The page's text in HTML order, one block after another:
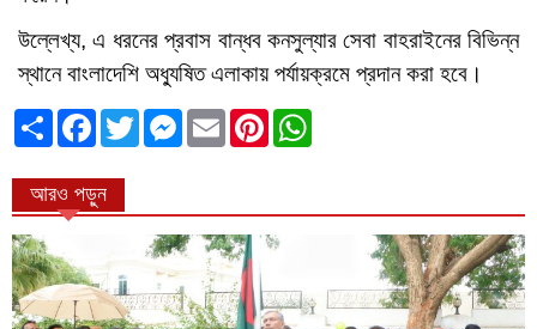
উল্লেখ্য, এ ধরনের প্রবাস বান্ধব কনসুল্যার সেবা বাহরাইনের বিভিন্ন
স্থানে বাংলাদেশি অধ্যুষিত এলাকায় পর্যায়ক্রমে প্রদান করা হবে।
ভাগাভাগি
করুন
Facebook
TwitterMessenger
EmailPinterest
আরও পড়ুন